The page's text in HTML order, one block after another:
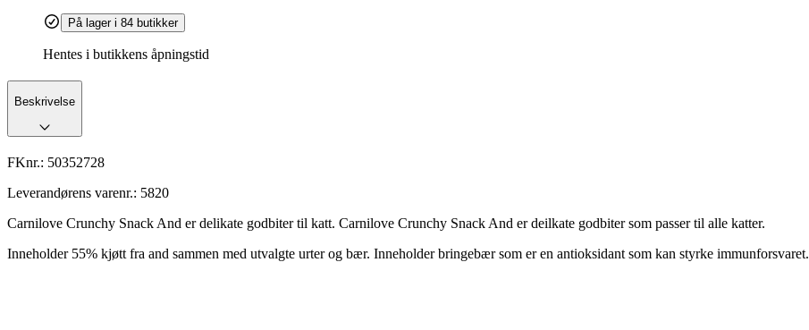
På lager i 84 butikker
Hentes i butikkens åpningstid
Beskrivelse
FKnr.: 50352728
Leverandørens varenr.: 5820
Carnilove Crunchy Snack And er delikate godbiter til katt. Carnilove Crunchy Snack And er deilkate godbiter som passer til alle katter.
Inneholder 55% kjøtt fra and sammen med utvalgte urter og bær. Inneholder bringebær som er en antioksidant som kan styrke immunforsvaret.